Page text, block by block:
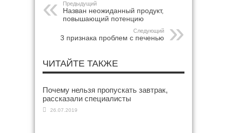
Предыдущий
Назван неожиданный продукт,
повышающий потенцию
Следующий
3 признака проблем с печенью
ЧИТАЙТЕ ТАКЖЕ
Почему нельзя пропускать завтрак,
рассказали специалисты
26.07.2019